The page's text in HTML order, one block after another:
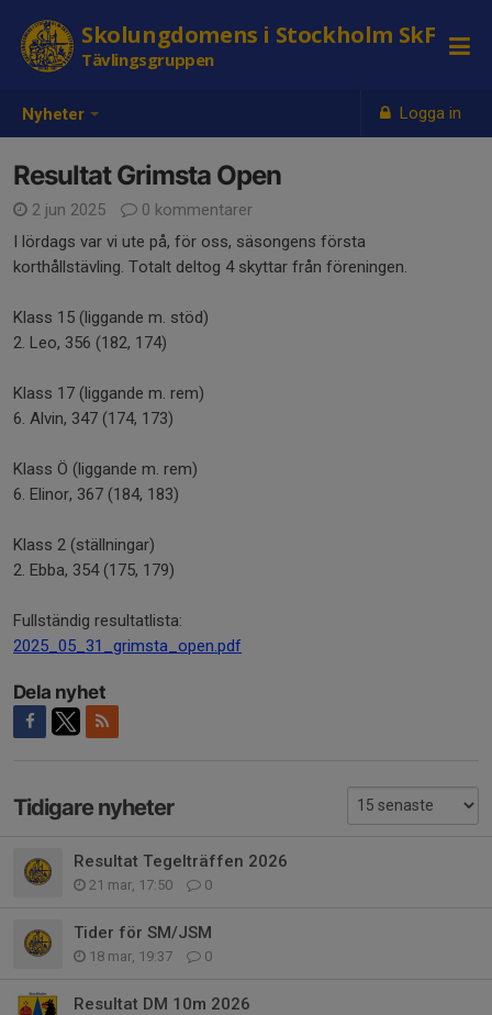
Nyheter Logga in
Skolungdomens i Stockholm SkF
Tävlingsgruppen
Resultat Grimsta Open
2 jun 2025
0 kommentarer
I lördags var vi ute på, för oss, säsongens första
korthållstävling. Totalt deltog 4 skyttar från föreningen.
Klass 15 (liggande m. stöd)
2. Leo, 356 (182, 174)
Klass 17 (liggande m. rem)
6. Alvin, 347 (174, 173)
Klass Ö (liggande m. rem)
6. Elinor, 367 (184, 183)
Klass 2 (ställningar)
2. Ebba, 354 (175, 179)
Fullständig resultatlista:
2025_05_31_grimsta_open.pdf
Dela nyhet
Tidigare nyheter
Resultat Tegelträffen 2026
21 mar, 17:50 0
Tider för SM/JSM
18 mar, 19:37 0
Resultat DM 10m 2026